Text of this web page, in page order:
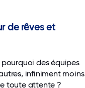
de rêves et
des équipes
infiniment moins
toute attente ?